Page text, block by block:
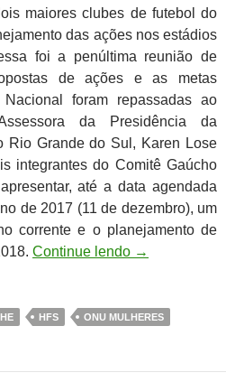
maiores clubes de futebol do
das ações nos estádios
foi a penúltima reunião de
de ações e as metas
foram repassadas ao
da Presidência da
Rio Grande do Sul, Karen Lose
integrantes do Comitê Gaúcho
até a data agendada
de 2017 (11 de dezembro), um
corrente e o planejamento de
Continue lendo →
HFS ONU MULHERES